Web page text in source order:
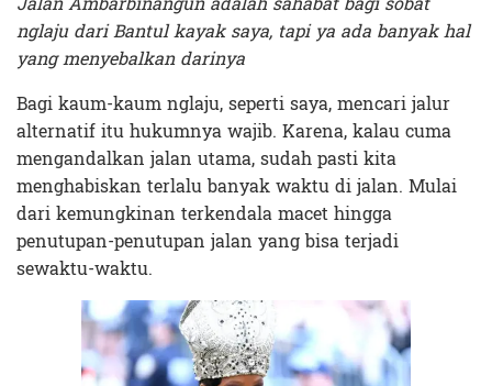
nglaju dari Bantul kayak saya, tapi ya ada banyak hal
yang menyebalkan darinya
Bagi kaum-kaum nglaju, seperti saya, mencari jalur
alternatif itu hukumnya wajib. Karena, kalau cuma
mengandalkan jalan utama, sudah pasti kita
menghabiskan terlalu banyak waktu di jalan. Mulai
dari kemungkinan terkendala macet hingga
penutupan-penutupan jalan yang bisa terjadi
sewaktu-waktu.